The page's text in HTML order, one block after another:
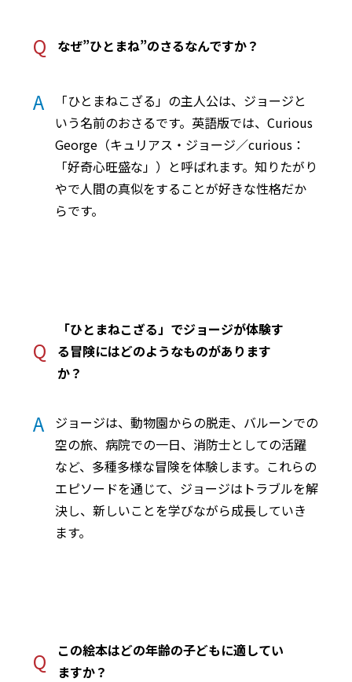
Q なぜ”ひとまね”のさるなんですか？
A
「ひとまねこざる」の主人公は、ジョージと
いう名前のおさるです。英語版では、Curious
George（キュリアス・ジョージ／curious：
「好奇心旺盛な」）と呼ばれます。知りたがり
やで人間の真似をすることが好きな性格だか
らです。
Q
「ひとまねこざる」でジョージが体験す
る冒険にはどのようなものがあります
か？
A
ジョージは、動物園からの脱走、バルーンでの
空の旅、病院での一日、消防士としての活躍
など、多種多様な冒険を体験します。これらの
エピソードを通じて、ジョージはトラブルを解
決し、新しいことを学びながら成長していき
ます。
Q
この絵本はどの年齢の子どもに適してい
ますか？